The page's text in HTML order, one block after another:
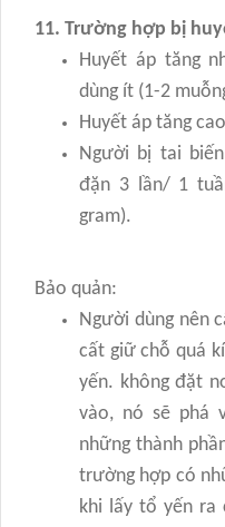
11. Trường hợp bị
Huyết áp tăng
dùng ít (1-2
Huyết áp tăng
Người bị tai
đặn 3 lần/ 1
gram).
Bảo quản:
Người dùng nên
cất giữ chỗ quá
yến. không đặt
vào, nó sẽ phá
những thành
trường hợp có
khi lấy tổ yến ra